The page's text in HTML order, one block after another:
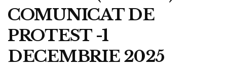
COMUNICAT DE
PROTEST -1
DECEMBRIE 2025